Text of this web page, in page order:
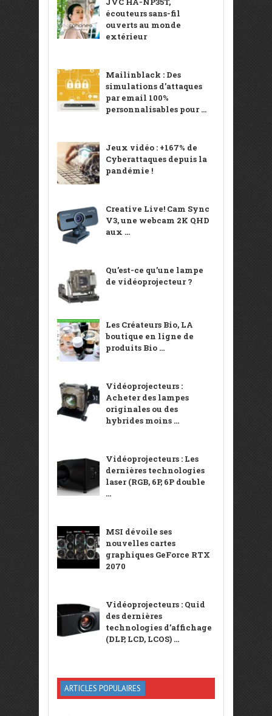
écouteurs sans-fil
ouverts au monde
extérieur
Mailinblack : Des
simulations d’attaques
par email 100%
personnalisables pour ...
Jeux vidéo : +167% de
Cyberattaques depuis la
pandémie !
Creative Live! Cam Sync
V3, une webcam 2K QHD
aux ...
Qu’est-ce qu’une lampe
de vidéoprojecteur ?
Les Créateurs Bio, LA
boutique en ligne de
produits Bio ...
Vidéoprojecteurs :
Acheter des lampes
originales ou des
hybrides moins ...
Vidéoprojecteurs : Les
dernières technologies
laser (RGB, 6P, 6P double
...
MSI dévoile ses
nouvelles cartes
graphiques GeForce RTX
2070
Vidéoprojecteurs : Quid
des dernières
technologies d’affichage
(DLP, LCD, LCOS) ...
ARTICLES POPULAIRES